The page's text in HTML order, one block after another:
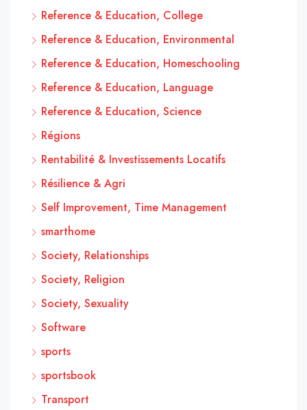
Reference & Education, College
Reference & Education, Environmental
Reference & Education, Homeschooling
Reference & Education, Language
Reference & Education, Science
Régions
Rentabilité & Investissements Locatifs
Résilience & Agri
Self Improvement, Time Management
smarthome
Society, Relationships
Society, Religion
Society, Sexuality
Software
sports
sportsbook
Transport